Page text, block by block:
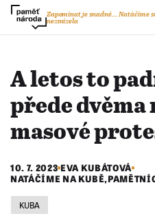
Zapomínat je snadné...Natáčíme
nezmizela
A letos to
přede
masové
10. 7. 2023 EVA KUBÁTOVÁ
NATÁČÍME NA KUBĚ,
KUBA